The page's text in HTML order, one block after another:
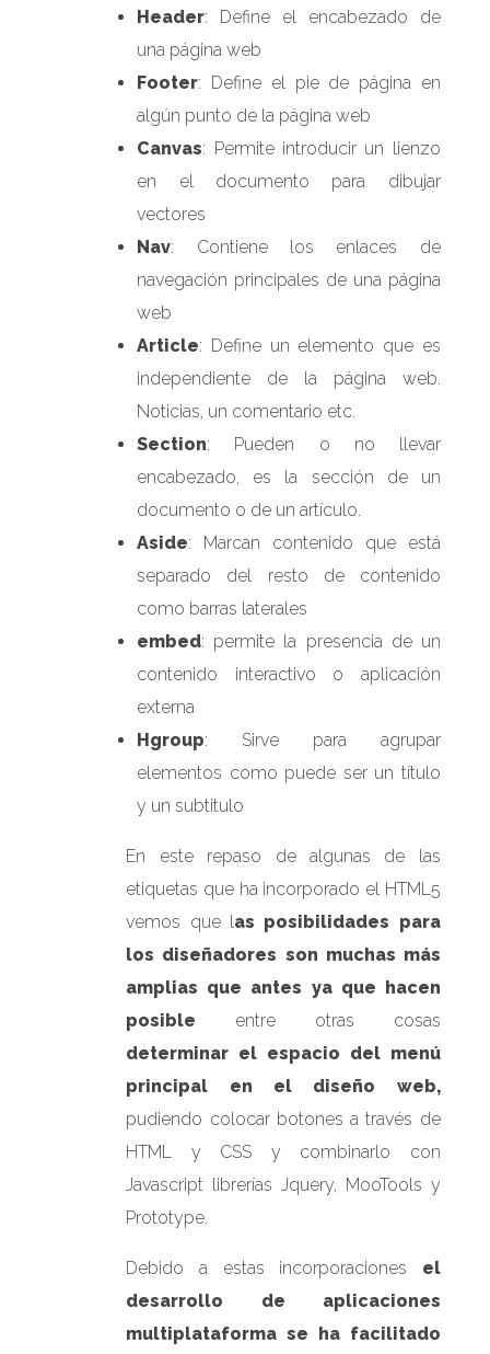
Header: Define el encabezado de
una página web
Footer: Define el pie de página en
algún punto de la página web
Canvas: Permite introducir un lienzo
en el documento para dibujar
vectores
Nav: Contiene los enlaces de
navegación principales de una página
web
Article: Define un elemento que es
independiente de la página web.
Noticias, un comentario etc.
Section: Pueden o no llevar
encabezado, es la sección de un
documento o de un artículo.
Aside: Marcan contenido que está
separado del resto de contenido
como barras laterales
embed: permite la presencia de un
contenido interactivo o aplicación
externa
Hgroup: Sirve para agrupar
elementos como puede ser un título
y un subtitulo
En este repaso de algunas de las
etiquetas que ha incorporado el HTML5
vemos que las posibilidades para
los diseñadores son muchas más
amplias que antes ya que hacen
posible entre otras cosas
determinar el espacio del menú
principal en el diseño web,
pudiendo colocar botones a través de
HTML y CSS y combinarlo con
Javascript librerías Jquery, MooTools y
Prototype.
Debido a estas incorporaciones el
desarrollo de aplicaciones
multiplataforma se ha facilitado